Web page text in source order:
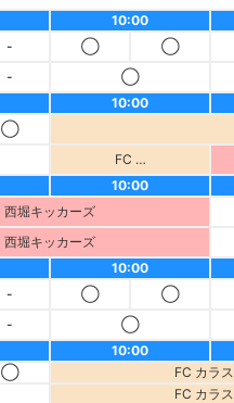
10:00
- ◯
◯
-
◯
10:00
◯
FC …
10:00
西堀キッカーズ
西堀キッカーズ
10:00
- ◯
◯
-
◯
10:00
◯
FC カラ
FC カラ